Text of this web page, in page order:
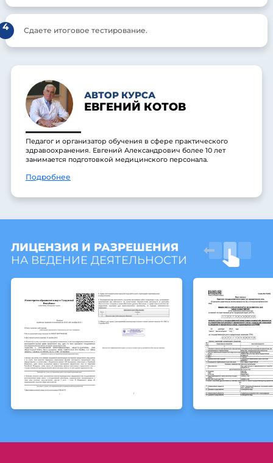
4 Сдаете итоговое тестирование.
АВТОР КУРСА
ЕВГЕНИЙ КОТОВ
Педагог и организатор обучения в сфере практического
здравоохранения. Евгений Александрович более 10 лет
занимается подготовкой медицинского персонала.
Подробнее
ЛИЦЕНЗИЯ И РАЗРЕШЕНИЯ
НА ВЕДЕНИЕ ДЕЯТЕЛЬНОСТИ